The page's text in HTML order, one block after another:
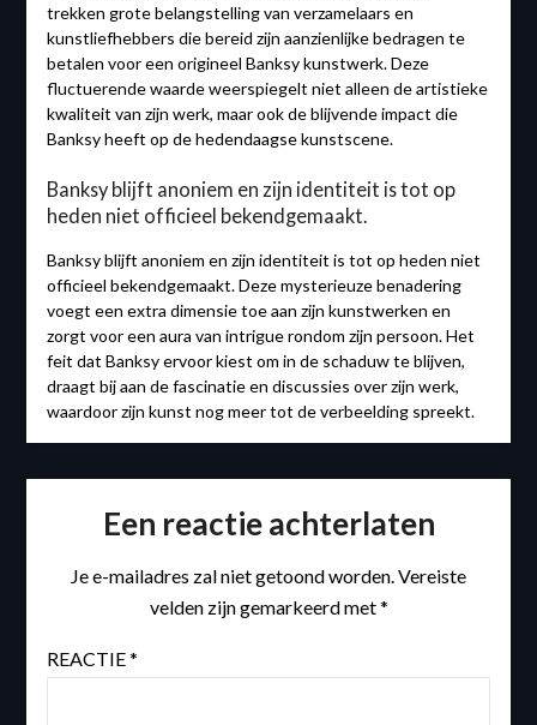
trekken grote belangstelling van verzamelaars en
kunstliefhebbers die bereid zijn aanzienlijke bedragen te
betalen voor een origineel Banksy kunstwerk. Deze
fluctuerende waarde weerspiegelt niet alleen de artistieke
kwaliteit van zijn werk, maar ook de blijvende impact die
Banksy heeft op de hedendaagse kunstscene.
Banksy blijft anoniem en zijn identiteit is tot op
heden niet officieel bekendgemaakt.
Banksy blijft anoniem en zijn identiteit is tot op heden niet
officieel bekendgemaakt. Deze mysterieuze benadering
voegt een extra dimensie toe aan zijn kunstwerken en
zorgt voor een aura van intrigue rondom zijn persoon. Het
feit dat Banksy ervoor kiest om in de schaduw te blijven,
draagt bij aan de fascinatie en discussies over zijn werk,
waardoor zijn kunst nog meer tot de verbeelding spreekt.
Een reactie achterlaten
Je e-mailadres zal niet getoond worden.Vereiste
velden zijn gemarkeerd met*
REACTIE*